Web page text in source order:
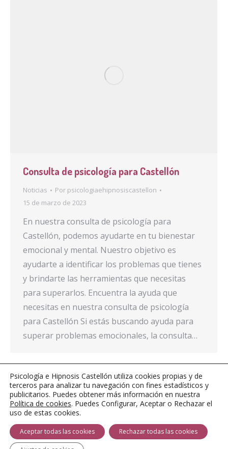
Consulta de psicología para Castellón
Noticias Por psicologiaehipnosiscastellon
15 de marzo de 2023
En nuestra consulta de psicología para
Castellón, podemos ayudarte en tu bienestar
emocional y mental. Nuestro objetivo es
ayudarte a identificar los problemas que tienes
y brindarte las herramientas que necesitas
para superarlos. Encuentra la ayuda que
necesitas en nuestra consulta de psicología
para Castellón Si estás buscando ayuda para
superar problemas emocionales, la consulta…
1 … 7 8 9 10 11 … 14
Psicología e Hipnosis Castellón utiliza cookies propias y de
terceros para analizar tu navegación con fines estadísticos y
publicitarios. Puedes obtener más información en nuestra
Política de cookies. Puedes Configurar, Aceptar o Rechazar el
uso de estas cookies.
Aceptar todas las cookies Rechazar todas las cookies